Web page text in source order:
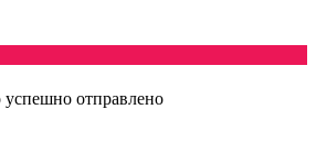
отправлено